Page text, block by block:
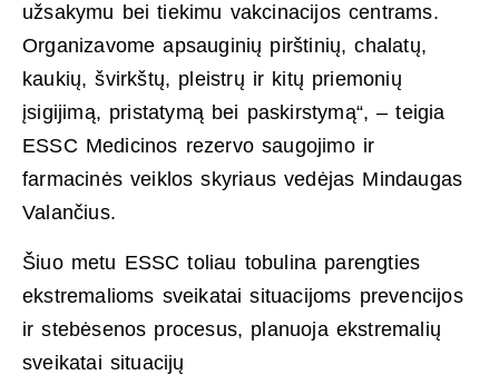
užsakymu bei tiekimu vakcinacijos centrams.
Organizavome apsauginių pirštinių, chalatų,
kaukių, švirkštų, pleistrų ir kitų priemonių
įsigijimą, pristatymą bei paskirstymą“, – teigia
ESSC Medicinos rezervo saugojimo ir
farmacinės veiklos skyriaus vedėjas Mindaugas
Valančius.
Šiuo metu ESSC toliau tobulina parengties
ekstremalioms sveikatai situacijoms prevencijos
ir stebėsenos procesus, planuoja ekstremalių
sveikatai situacijų